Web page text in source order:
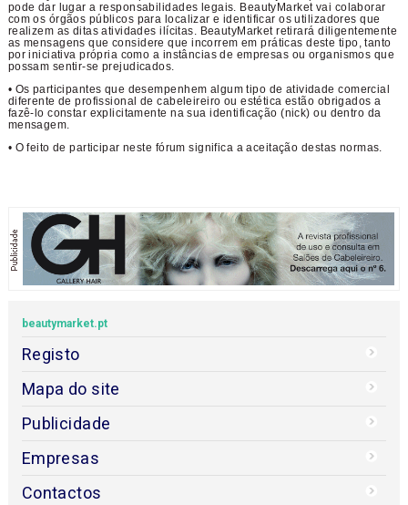
pode dar lugar a responsabilidades legais. BeautyMarket vai colaborar
com os órgãos públicos para localizar e identificar os utilizadores que
realizem as ditas atividades ilícitas. BeautyMarket retirará diligentemente
as mensagens que considere que incorrem em práticas deste tipo, tanto
por iniciativa própria como a instâncias de empresas ou organismos que
possam sentir-se prejudicados.
• Os participantes que desempenhem algum tipo de atividade comercial
diferente de profissional de cabeleireiro ou estética estão obrigados a
fazê-lo constar explicitamente na sua identificação (nick) ou dentro da
mensagem.
• O feito de participar neste fórum significa a aceitação destas normas.
beautymarket.pt
Registo
Mapa do site
Publicidade
Empresas
Contactos